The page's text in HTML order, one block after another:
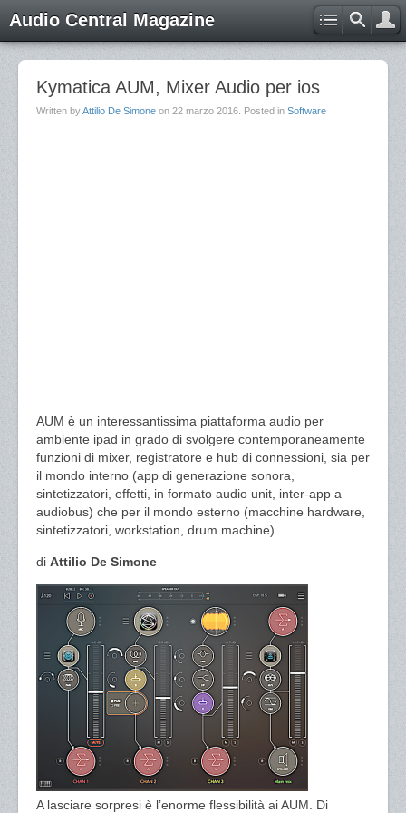
Audio Central Magazine
Kymatica AUM, Mixer Audio per ios
Written byAttilio De Simone on 22 marzo 2016 . Posted in Software
AUM è un interessantissima piattaforma audio per
ambiente ipad in grado di svolgere contemporaneamente
funzioni di mixer, registratore e hub di connessioni, sia per
il mondo interno (app di generazione sonora,
sintetizzatori, effetti, in formato audio unit, inter-app a
audiobus) che per il mondo esterno (macchine hardware,
sintetizzatori, workstation, drum machine).
di Attilio De Simone
A lasciare sorpresi è l’enorme flessibilità ai AUM. Di